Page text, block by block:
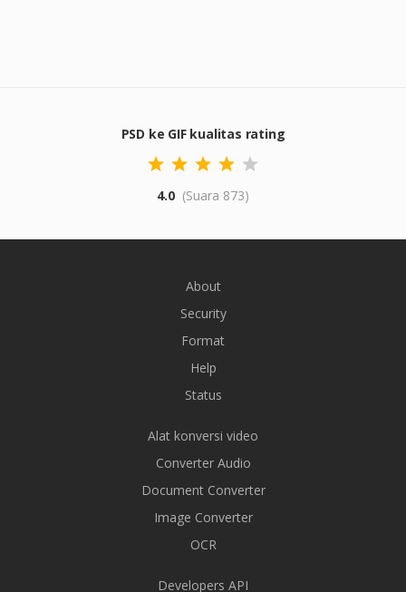
PSD ke GIF kualitas rating
4.0 (Suara 873)
About
Security
Format
Help
Status
Alat konversi video
Converter Audio
Document Converter
Image Converter
OCR
Developers API